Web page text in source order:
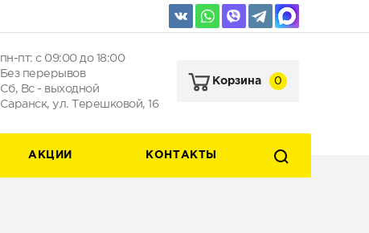
пн-пт: с 09:00 до 18:00
Без перерывов
Сб, Вс - выходной
Саранск, ул. Терешковой, 16
Корзина 0
АКЦИИ КОНТАКТЫ